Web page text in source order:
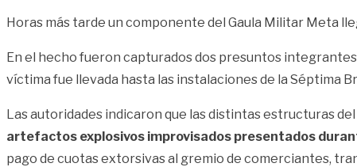
Horas más tarde un componente del Gaula Militar Meta
En el hecho fueron capturados dos presuntos
víctima fue llevada hasta las instalaciones de la Séptima
Las autoridades indicaron que las distintas estructuras
artefactos explosivos improvisados presentados
pago de cuotas extorsivas al gremio de comerciantes,